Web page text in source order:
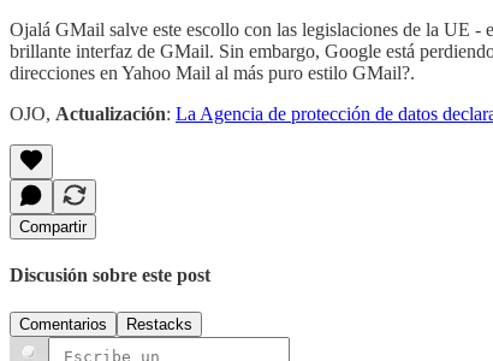
Ojalá GMail salve este escollo con las legislaciones de la UE -
brillante interfaz de GMail. Sin embargo, Google está
direcciones en Yahoo Mail al más puro estilo GMail?.
OJO, Actualización: La Agencia de protección de datos
Compartir
Discusión sobre este post
Comentarios Restacks